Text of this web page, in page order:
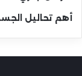
أهم تحاليل